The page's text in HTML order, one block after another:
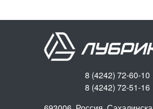
8 (4242) 72-60-10
8 (4242) 72-51-16